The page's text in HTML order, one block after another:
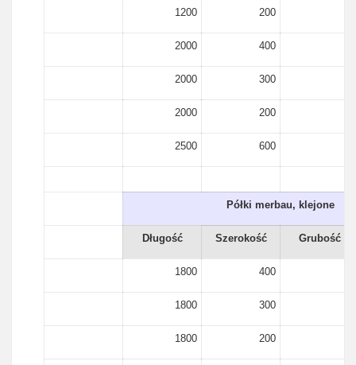
1200 200
2000 400
2000 300
2000 200
2500 600
Półki merbau, klejone
Długość Szerokość Grubość
1800 400
1800 300
1800 200